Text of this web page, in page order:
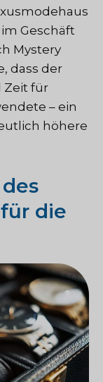
Geschäft
Mystery
dass der
Zeit für
– ein
höhere
die